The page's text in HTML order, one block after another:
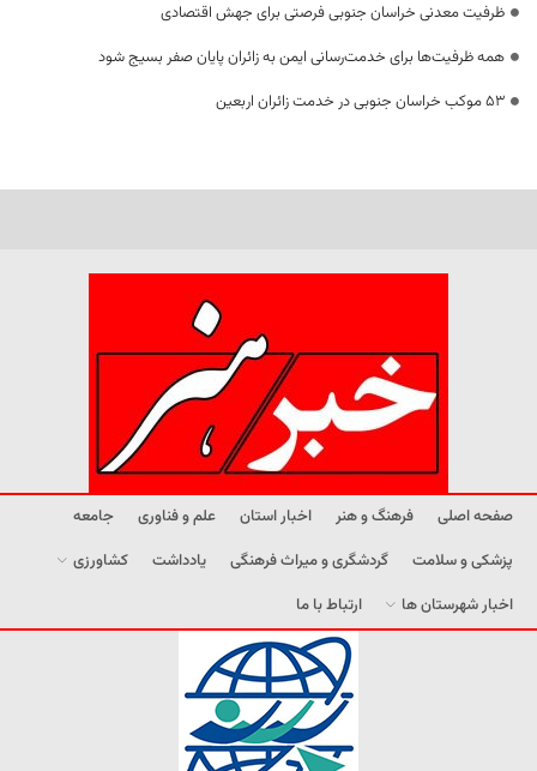
ظرفیت معدنی خراسان جنوبی فرصتی برای جهش اقتصادی
همه ظرفیت‌ها برای خدمت‌رسانی ایمن به زائران پایان صفر بسیج شود
53 موکب خراسان جنوبی در خدمت زائران اربعین
صفحه اصلی فرهنگ و هنر اخبار استان علم و فناوری
جامعه
پزشکی و سلامت
گردشگری و میراث فرهنگی یادداشت
کشاورزی
اخبار شهرستان ها
ارتباط با ما